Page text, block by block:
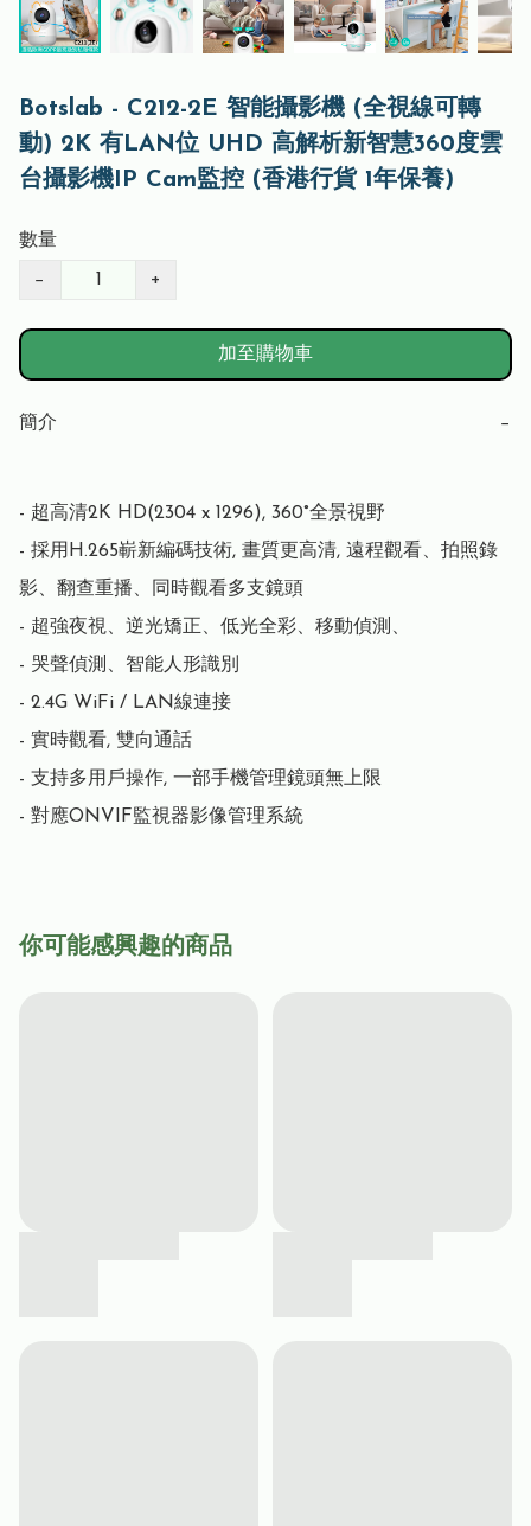
Botslab - C212-2E 智能攝影機 (全視線可轉
動) 2K 有LAN位 UHD 高解析新智慧360度雲
台攝影機IP Cam監控 (香港行貨 1年保養)
數量
− +
加至購物車
簡介 −
- 超高清2K HD(2304 x 1296), 360°全景視野
- 採用H.265嶄新編碼技術, 畫質更高清, 遠程觀看、拍照錄
影、翻查重播、同時觀看多支鏡頭
- 超強夜視、逆光矯正、低光全彩、移動偵測、
- 哭聲偵測、智能人形識別
- 2.4G WiFi / LAN線連接
- 實時觀看, 雙向通話
- 支持多用戶操作, 一部手機管理鏡頭無上限
- 對應ONVIF監視器影像管理系統
你可能感興趣的商品